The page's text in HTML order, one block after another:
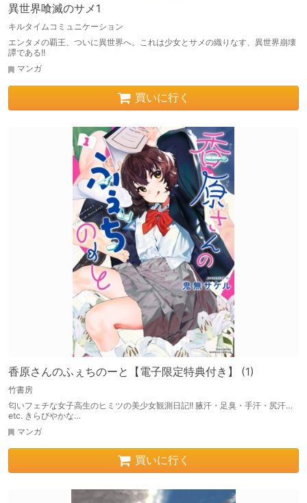
異世界喰滅のサメ1
キルタイムコミュニケーション
エンタメの覇王、ついに異世界へ。これは少女とサメの織りなす、異世界崩壊
譚である!!
マンガ
買いに行く
香原さんのふぇちのーと【電子限定特典付き】 (1)
竹書房
匂いフェチな女子高生のヒミツの美少女観測日記!! 腋汗・足臭・手汗・尻汗…
etc. きらびやかな…
マンガ
買いに行く